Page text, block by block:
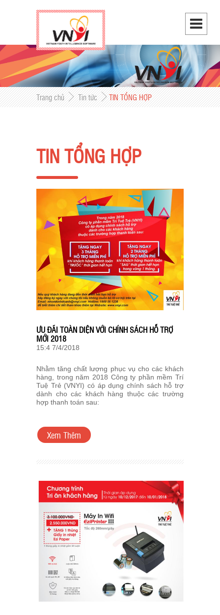
Trang chủ Tin tức TIN TỔNG HỢP
TIN TỔNG HỢP
ƯU ĐÃI TOÀN DIỆN VỚI CHÍNH SÁCH HỖ TRỢ
MỚI 2018
15:4 7/4/2018
Nhằm tăng chất lượng phục vụ cho các khách
hàng, trong năm 2018 Công ty phần mềm Trí
Tuệ Trẻ (VNYI) có áp dụng chính sách hỗ trợ
dành cho các khách hàng thuộc các trường
hợp thanh toán sau:
Xem Thêm